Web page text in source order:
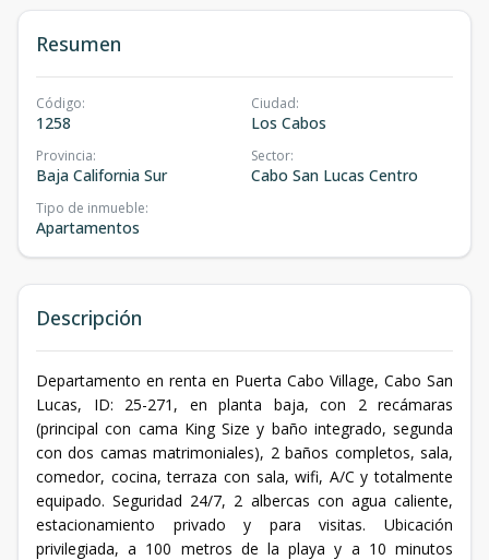
Resumen
Código:
1258
Ciudad:
Los Cabos
Provincia:
Baja California Sur
Sector:
Cabo San Lucas Centro
Tipo de inmueble:
Apartamentos
Descripción
Departamento en renta en Puerta Cabo Village, Cabo San
Lucas, ID: 25-271, en planta baja, con 2 recámaras
(principal con cama King Size y baño integrado, segunda
con dos camas matrimoniales), 2 baños completos, sala,
comedor, cocina, terraza con sala, wifi, A/C y totalmente
equipado. Seguridad 24/7, 2 albercas con agua caliente,
estacionamiento privado y para visitas. Ubicación
privilegiada, a 100 metros de la playa y a 10 minutos